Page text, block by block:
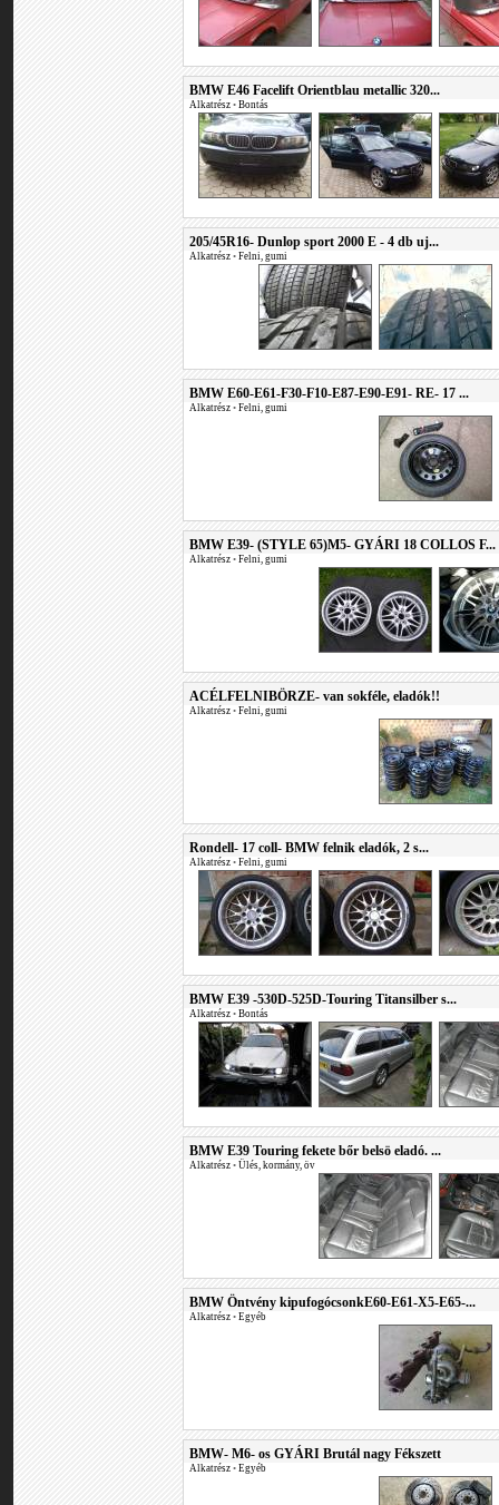
BMW E46 Facelift Orientblau metallic 320...
Alkatrész • Bontás
205/45R16- Dunlop sport 2000 E - 4 db uj...
Alkatrész • Felni, gumi
BMW E60-E61-F30-F10-E87-E90-E91- RE- 17 ...
Alkatrész • Felni, gumi
BMW E39- (STYLE 65)M5- GYÁRI 18 COLLOS F...
Alkatrész • Felni, gumi
ACÉLFELNIBÖRZE- van sokféle, eladók!!
Alkatrész • Felni, gumi
Rondell- 17 coll- BMW felnik eladók, 2 s...
Alkatrész • Felni, gumi
BMW E39 -530D-525D-Touring Titansilber s...
Alkatrész • Bontás
BMW E39 Touring fekete bőr belsö eladó. ...
Alkatrész • Ülés, kormány, öv
BMW Öntvény kipufogócsonkE60-E61-X5-E65-...
Alkatrész • Egyéb
BMW- M6- os GYÁRI Brutál nagy Fékszett
Alkatrész • Egyéb